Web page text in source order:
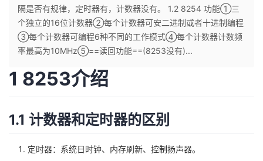
个
人
我
发
者
隔是否有规律，定时器有，计数器没有。 1.2 8254 功能①三
个独立的16位计数器②每个计数器可安二进制或者十进制编程
③每个计数器可编程6种不同的工作模式④每个计数器计数频
率最高为10MHz⑤==读回功能==(8253没有)...
1 8253介绍
1.1 计数器和定时器的区别
定时器：系统日时钟、内存刷新、控制扬声器。